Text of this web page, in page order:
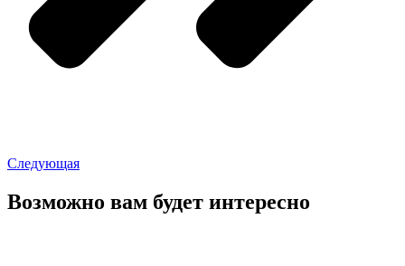
Следующая
Возможно вам будет интересно